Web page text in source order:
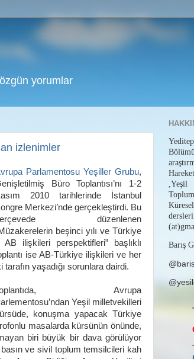
yorumlar
izlenimler
Parlamentosu Yeşiller Grubu,
Büro Toplantısı’nı 1-2
2010 tarihlerinde İstanbul
Merkezi’nde gerçekleştirdi. Bu
düzenlenen
beşinci yılı ve Türkiye
AB ilişkileri perspektifleri” başlıklı
ise AB-Türkiye ilişkileri ve her
tarafın yaşadığı sorunlara dairdi.
Avrupa
Yeşil milletvekilleri
konuşma yapacak Türkiye
masalarda kürsünün önünde,
biri büyük bir dava görülüyor
ve sivil toplum temsilcileri kah
,Yeşil
Barış